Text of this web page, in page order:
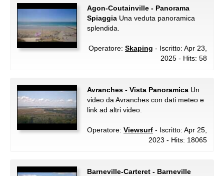
Agon-Coutainville - Panorama
Spiaggia Una veduta panoramica
splendida.
Operatore: Skaping - Iscritto: Apr 23,
2025 - Hits: 58
Avranches - Vista Panoramica Un
video da Avranches con dati meteo e
link ad altri video.
Operatore: Viewsurf - Iscritto: Apr 25,
2023 - Hits: 18065
Barneville-Carteret - Barneville